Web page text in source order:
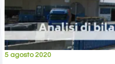
5 agosto 2020